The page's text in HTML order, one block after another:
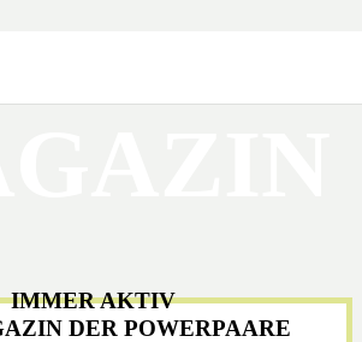
IMMER AKTIV
DER POWERPAARE